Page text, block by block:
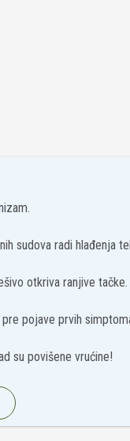
sudova radi hlađenja
otkriva ranjive tačke.
pojave prvih
su povišene vrućine!